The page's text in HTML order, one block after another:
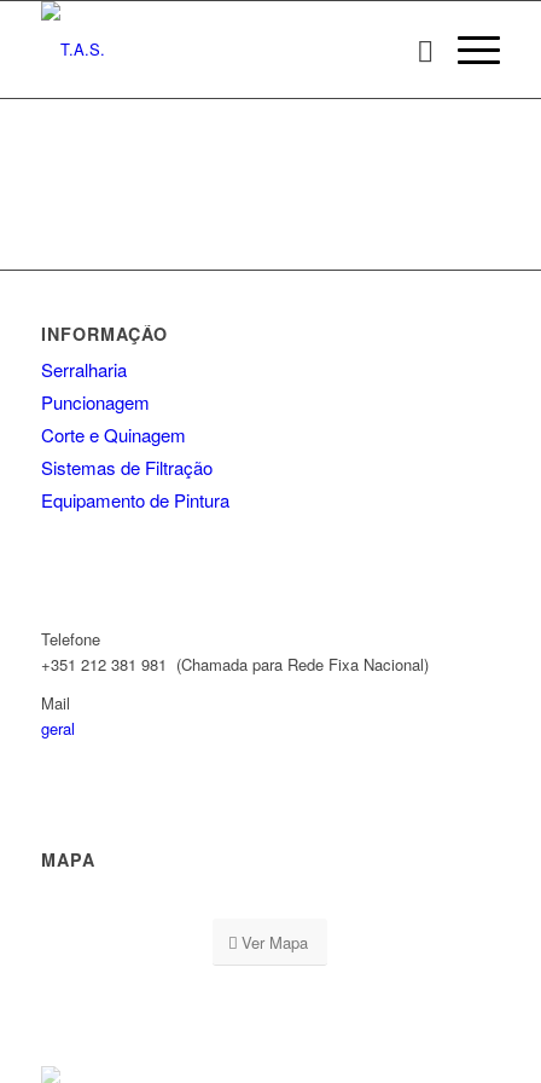
INFORMAÇÃO
Serralharia
Puncionagem
Corte e Quinagem
Sistemas de Filtração
Equipamento de Pintura
Telefone
+351 212 381 981 (Chamada para Rede Fixa Nacional)
Mail
geral
MAPA
Ver Mapa